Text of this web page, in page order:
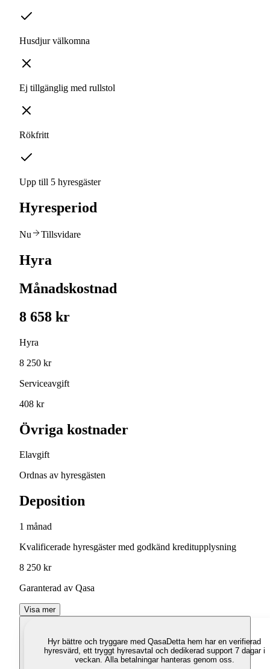
Husdjur välkomna
Ej tillgänglig med rullstol
Rökfritt
Upp till 5 hyresgäster
Hyresperiod
Nu Tillsvidare
Hyra
Månadskostnad
8 658 kr
Hyra
8 250 kr
Serviceavgift
408 kr
Övriga kostnader
Elavgift
Ordnas av hyresgästen
Deposition
1 månad
Kvalificerade hyresgäster med godkänd kreditupplysning
8 250 kr
Garanterad av Qasa
Visa mer
Hyr bättre och tryggare med QasaDetta hem har en verifierad
hyresvärd, ett tryggt hyresavtal och dedikerad support 7 dagar i
veckan. Alla betalningar hanteras genom oss.